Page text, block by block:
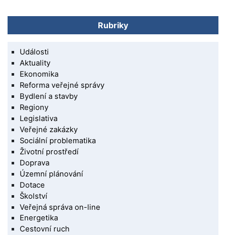
Rubriky
Události
Aktuality
Ekonomika
Reforma veřejné správy
Bydlení a stavby
Regiony
Legislativa
Veřejné zakázky
Sociální problematika
Životní prostředí
Doprava
Územní plánování
Dotace
Školství
Veřejná správa on-line
Energetika
Cestovní ruch